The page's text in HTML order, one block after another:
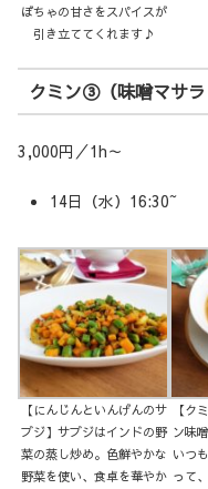
ぼちゃの甘さをスパイスが
引き立ててくれます♪
クミン③（味噌マサラ
3,000円／1h～
14日（水）16:30~
【にんじんといんげんのサ
ブジ】サブジはインドの野
菜の蒸し炒め。色鮮やかな
野菜を使い、食卓を華やか
【ク
ン味
いつ
って